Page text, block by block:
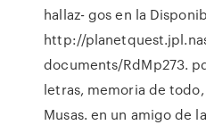
hallaz- gos en la
http://
documents/RdMp273.
letras, memoria de
Musas. en un amigo de